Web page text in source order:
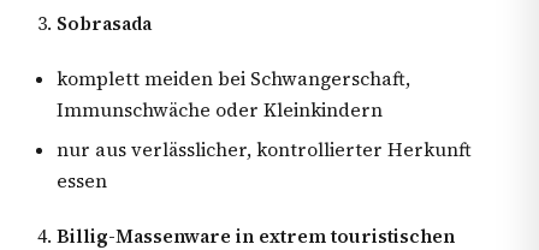
Sobrasada
komplett meiden bei Schwangerschaft,
Immunschwäche oder Kleinkindern
nur aus verlässlicher, kontrollierter Herkunft
essen
Billig-Massenware in extrem touristischen